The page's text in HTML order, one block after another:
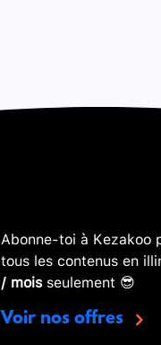
Abonne-toi à Kezakoo
tous les contenus en
/ moisseulement 😎
Voir nos offres